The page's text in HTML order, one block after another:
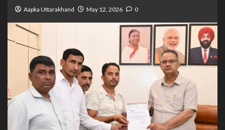
Aapka Uttarakhand May 12, 2026 0